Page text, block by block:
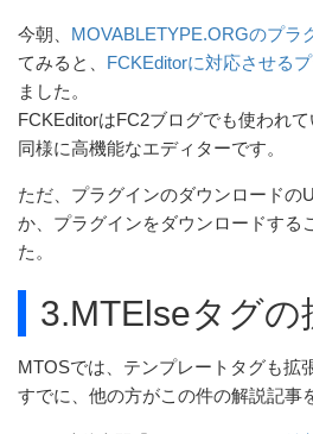
今朝、 MOVABLETYPE.ORGのプラ
てみると、
FCKEditorに対応させる
ました。
FCKEditorはFC2ブログでも使われ
同様に高機能なエディターです。
ただ、プラグインのダウンロードの
か、プラグインをダウンロードする
た。
3.MTElseタグの
MTOSでは、テンプレートタグも拡
すでに、他の方がこの件の解説記事